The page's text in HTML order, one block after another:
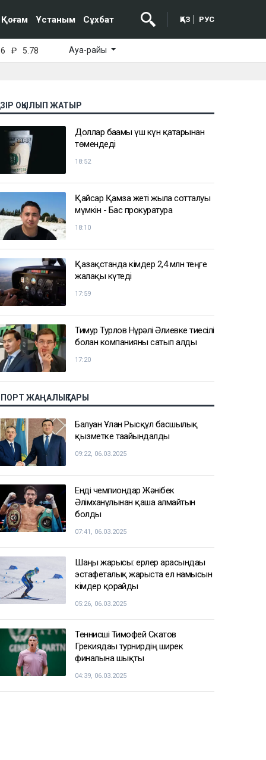
Қоғам Ұстаным Сұхбат ҚАЗ РУС
₽ 5.78 Ауа-райы
ОҚЫЛЫП ЖАТЫР
Доллар бағамы үш күн қатарынан
төмендеді
18:52
Қайсар Қамза жеті жылға сотталуы
мүмкін - Бас прокуратура
18:10
Қазақстанда кімдер 2,4 млн теңге
жалақы күтеді
17:59
Тимур Турлов Нұрәлі Әлиевке тиесілі
болған компанияны сатып алды
17:20
ЖАҢАЛЫҚТАРЫ
Балуан Ұлан Рысқұл басшылық
қызметке тағайындалды
09:22, 06.03.2025
Енді чемпиондар Жәнібек
Әлімханұлынан қаша алмайтын
болды
07:41, 06.03.2025
Шаңғы жарысы: ерлер арасындағы
эстафеталық жарыста ел намысын
кімдер қорғайды
05:26, 06.03.2025
Теннисші Тимофей Скатов
Грекиядағы турнирдің ширек
финалына шықты
04:39, 06.03.2025